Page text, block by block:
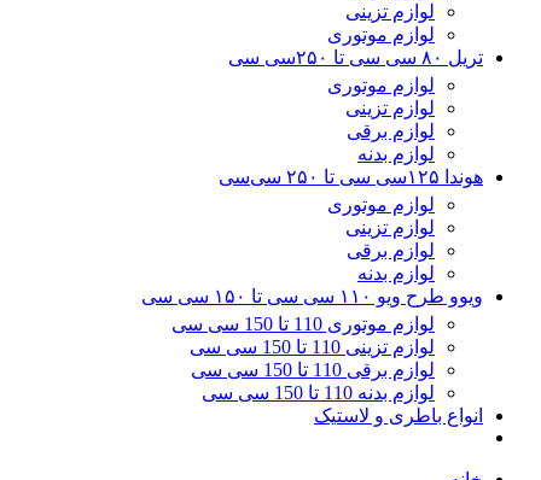
لوازم تزینی
لوازم موتوری
تریل ۸۰ سی سی تا ۲۵۰سی سی
لوازم موتوری
لوازم تزینی
لوازم برقی
لوازم بدنه
هوندا ۱۲۵سی سی تا ۲۵۰ سی‌سی
لوازم موتوری
لوازم تزینی
لوازم برقی
لوازم بدنه
ویوو طرح ویو ۱۱۰ سی سی تا ۱۵۰ سی سی
لوازم موتوری 110 تا 150 سی سی
لوازم تزینی 110 تا 150 سی سی
لوازم برقی 110 تا 150 سی سی
لوازم بدنه 110 تا 150 سی سی
انواع باطری و لاستیک